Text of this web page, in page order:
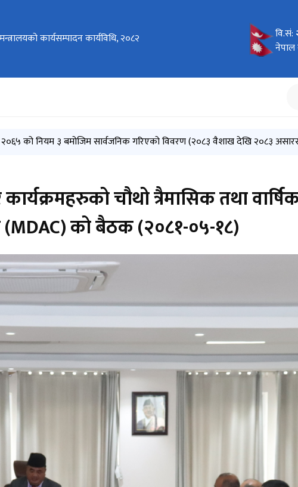
for Electronic Bids (MoD/2083-084-Bid-01)
आन्तरिक नियन्त्रण प्रणाली, २०८३
कार्यसम्पादन कार्यविधि, २०८२ वि.सं:
विकास समस्या समाधान समिति (MDAC) को बैठक (२०८३-०४-१४)
को नियम ३ बमोजिम सार्वजनिक गरिएको विवरण (२०८३ वैशाख देखि २०८३
चौथो त्रैमासिक तथा
(MDAC) को बैठक (२०८१-०५-१८)